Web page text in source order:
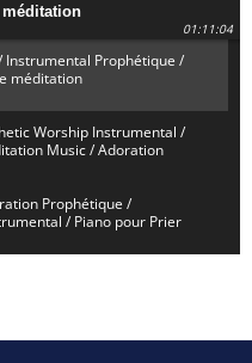
01:11:04
Instrumental Prophétique /
méditation
Worship Instrumental /
Music / Adoration
Prophétique /
/ Piano pour Prier
Rescue / Adoration